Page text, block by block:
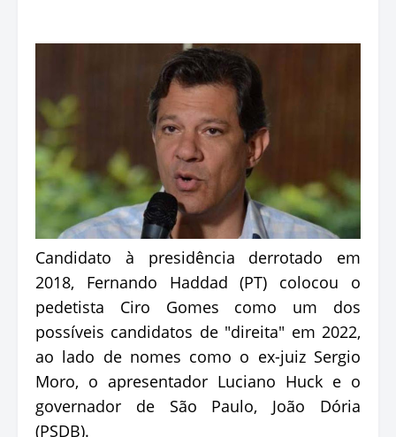
Candidato à presidência derrotado em
2018, Fernando Haddad (PT) colocou o
pedetista Ciro Gomes como um dos
possíveis candidatos de "direita" em 2022,
ao lado de nomes como o ex-juiz Sergio
Moro, o apresentador Luciano Huck e o
governador de São Paulo, João Dória
(PSDB).